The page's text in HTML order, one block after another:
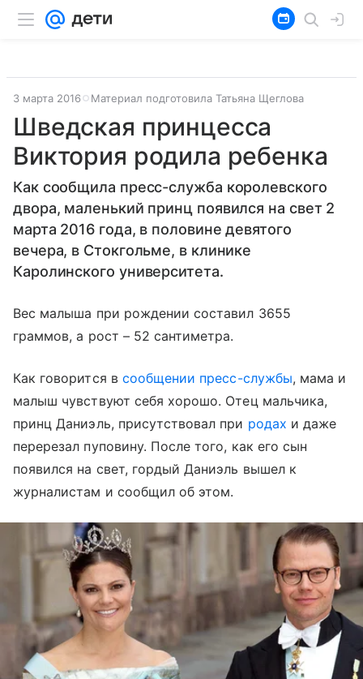
3 марта 2016 Материал подготовила Татьяна Щеглова
Шведская принцесса
Виктория родила ребенка
Как сообщила пресс-служба королевского
двора, маленький принц появился на свет 2
марта 2016 года, в половине девятого
вечера, в Стокгольме, в клинике
Каролинского университета.
Вес малыша при рождении составил 3655
граммов, а рост – 52 сантиметра.
Как говорится в сообщении пресс-службы, мама и
малыш чувствуют себя хорошо. Отец мальчика,
принц Даниэль, присутствовал при родах и даже
перерезал пуповину. После того, как его сын
появился на свет, гордый Даниэль вышел к
журналистам и сообщил об этом.